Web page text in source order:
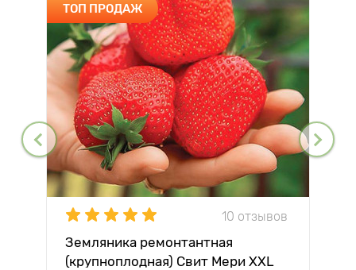
ТОП ПРОДАЖ
10 отзывов
Земляника ремонтантная
(крупноплодная) Свит Мери XXL